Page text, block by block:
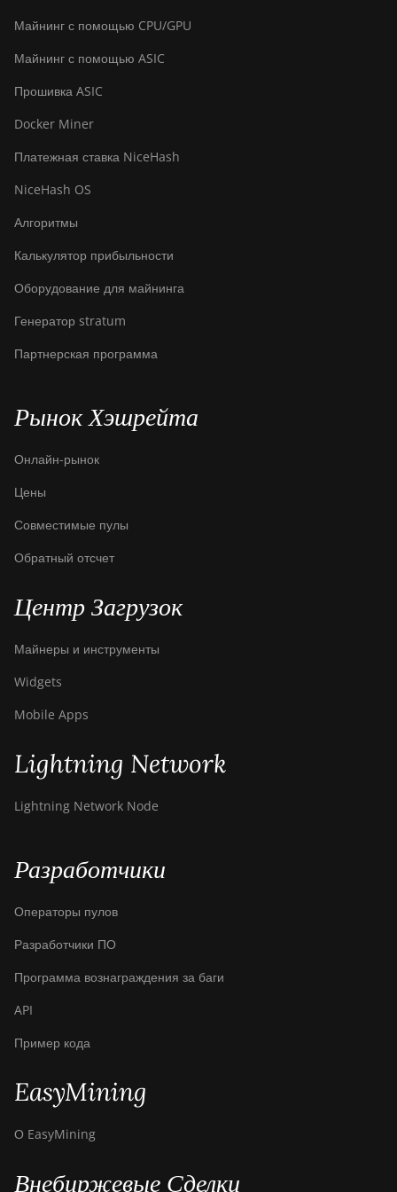
BITMAIN Antminer S23e Hyd
Hydro (145Th)
BITMAIN Antminer T19
Hydro (158Th)
(190TH)
Baikal BK-G28
Baikal Giant X10
Baikal Giant+
Bitdeer SealMiner A2
Bitdeer SealMiner A2 Hyd
Bitdeer SealMiner A2 Pro
Hydro
Bitdeer SealMiner A4 Ultra
Bitdeer SealMiner DL1 Air
Bitdeer SealMiner DL1
Canaan Avalon A15-194T
Canaan Avalon A1566
Canaan Avalon A1566I
Canaan Avalon A15XP-206T
Canaan Avalon A16XP
Canaan Avalon Made A1346
Canaan Avalon Made A1366
Майнинг с помощью CPU/GPU
Майнинг с помощью ASIC
Прошивка ASIC
Docker Miner
Платежная ставка NiceHash
NiceHash OS
Алгоритмы
Калькулятор прибыльности
Оборудование для майнинга
Генератор stratum
Партнерская программа
Рынок Хэшрейта
Онлайн-рынок
Цены
Совместимые пулы
Обратный отсчет
Центр Загрузок
Майнеры и инструменты
Widgets
Mobile Apps
Lightning Network
Lightning Network Node
Разработчики
Операторы пулов
Разработчики ПО
Программа вознаграждения за баги
API
Пример кода
EasyMining
О EasyMining
Внебиржевые Сделки